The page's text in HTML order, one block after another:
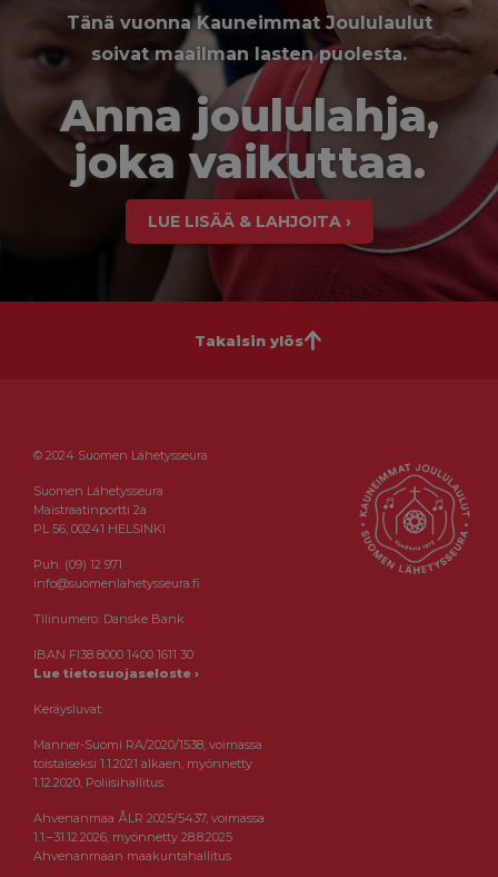
Tänä vuonna Kauneimmat Joululaulut
soivat maailman lasten puolesta.
Anna joululahja,
joka vaikuttaa.
LUE LISÄÄ & LAHJOITA ›
Takaisin ylös
© 2024 Suomen Lähetysseura
Suomen Lähetysseura
Maistraatinportti 2a
PL 56, 00241 HELSINKI
Puh. (09) 12 971
info@suomenlahetysseura.fi
Tilinumero: Danske Bank
IBAN FI38 8000 1400 1611 30
Lue tietosuojaseloste ›
Keräysluvat:
Manner-Suomi RA/2020/1538, voimassa
toistaiseksi 1.1.2021 alkaen, myönnetty
1.12.2020, Poliisihallitus.
Ahvenanmaa ÅLR 2025/5437, voimassa
1.1.–31.12.2026, myönnetty 28.8.2025
Ahvenanmaan maakuntahallitus.